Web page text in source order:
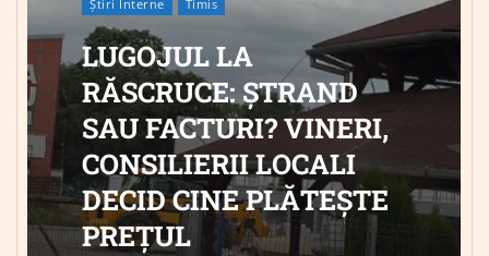
Știri Interne Timis
LUGOJUL LA
RĂSCRUCE: ȘTRAND
SAU FACTURI? VINERI,
CONSILIERII LOCALI
DECID CINE PLĂTEȘTE
PREȚUL